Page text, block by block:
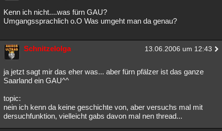
Kenn ich nicht....was fürn GAU?
Umgangssprachlich o.O Was umgeht man da genau?
Schnitzelolga 13.06.2006 um 12:43
ja jetzt sagt mir das eher was... aber fürn pfälzer ist das ganze
Saarland ein GAU^^
topic:
nein ich kenn da keine geschichte von, aber versuchs mal mit
dersuchfunktion, vielleicht gabs davon mal nen thread...